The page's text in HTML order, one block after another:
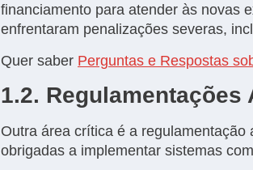
financiamento para atender às novas
enfrentaram penalizações severas,
Quer saber Perguntas e Respostas
1.2. Regulamentações
Outra área crítica é a
obrigadas a implementar sistemas